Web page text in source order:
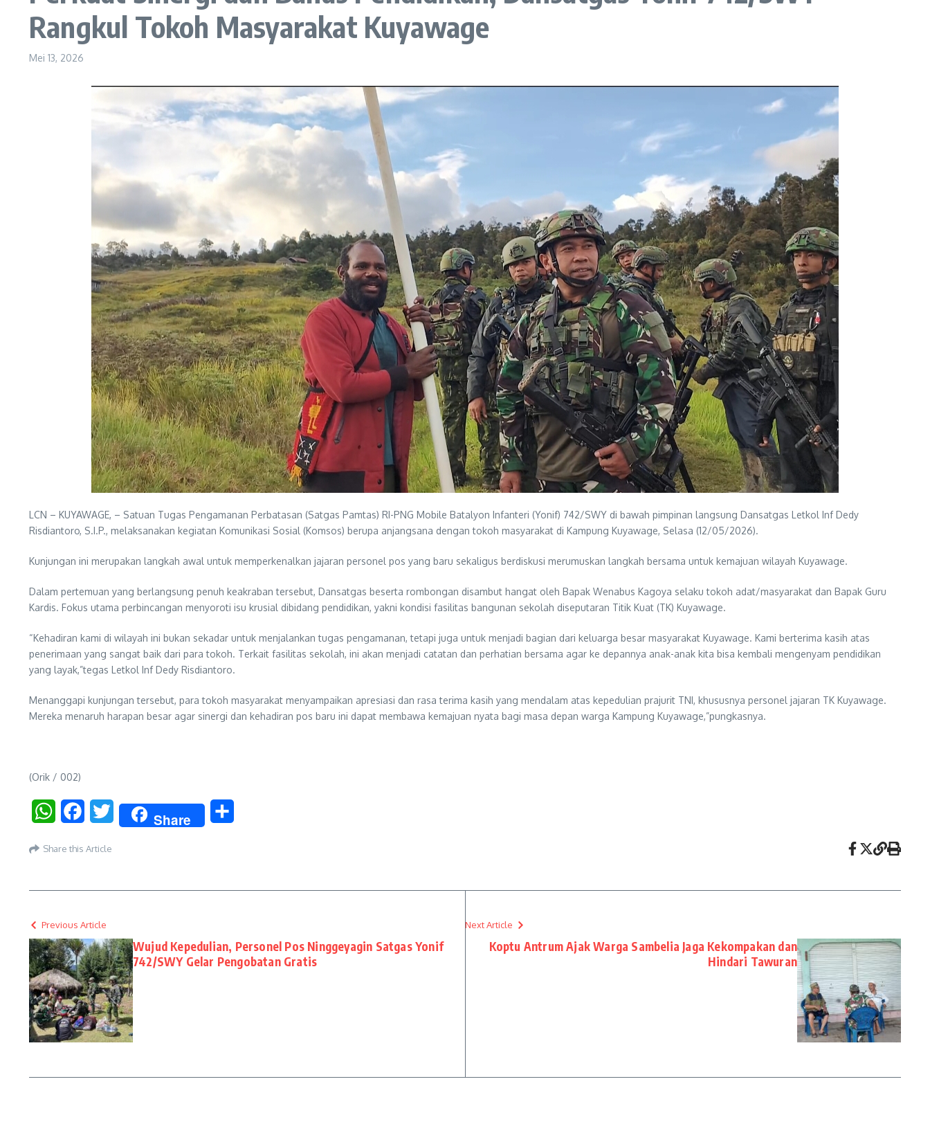
Rangkul Tokoh Masyarakat Kuyawage
Mei 13, 2026
LCN – KUYAWAGE, – Satuan Tugas Pengamanan Perbatasan (Satgas Pamtas) RI-PNG Mobile Batalyon Infanteri (Yonif) 742/SWY di bawah pimpinan langsung Dansatgas Letkol Inf Dedy
Risdiantoro, S.I.P., melaksanakan kegiatan Komunikasi Sosial (Komsos) berupa anjangsana dengan tokoh masyarakat di Kampung Kuyawage, Selasa (12/05/2026).
Kunjungan ini merupakan langkah awal untuk memperkenalkan jajaran personel pos yang baru sekaligus berdiskusi merumuskan langkah bersama untuk kemajuan wilayah Kuyawage.
Dalam pertemuan yang berlangsung penuh keakraban tersebut, Dansatgas beserta rombongan disambut hangat oleh Bapak Wenabus Kagoya selaku tokoh adat/masyarakat dan Bapak Guru
Kardis. Fokus utama perbincangan menyoroti isu krusial dibidang pendidikan, yakni kondisi fasilitas bangunan sekolah diseputaran Titik Kuat (TK) Kuyawage.
“Kehadiran kami di wilayah ini bukan sekadar untuk menjalankan tugas pengamanan, tetapi juga untuk menjadi bagian dari keluarga besar masyarakat Kuyawage. Kami berterima kasih atas
penerimaan yang sangat baik dari para tokoh. Terkait fasilitas sekolah, ini akan menjadi catatan dan perhatian bersama agar ke depannya anak-anak kita bisa kembali mengenyam pendidikan
yang layak,”tegas Letkol Inf Dedy Risdiantoro.
Menanggapi kunjungan tersebut, para tokoh masyarakat menyampaikan apresiasi dan rasa terima kasih yang mendalam atas kepedulian prajurit TNI, khususnya personel jajaran TK Kuyawage.
Mereka menaruh harapan besar agar sinergi dan kehadiran pos baru ini dapat membawa kemajuan nyata bagi masa depan warga Kampung Kuyawage,”pungkasnya.
(Orik / 002)
WhatsAppFacebookTwitter Share
Share this Article
Previous Article
Wujud Kepedulian, Personel Pos Ninggeyagin Satgas Yonif
742/SWY Gelar Pengobatan Gratis
Next Article
Koptu Antrum Ajak Warga Sambelia Jaga Kekompakan dan
Hindari Tawuran